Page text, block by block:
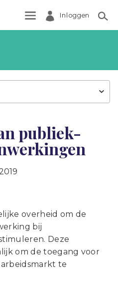
Inloggen
publiek-
overheid om de
bij
Deze
om de toegang voor
te